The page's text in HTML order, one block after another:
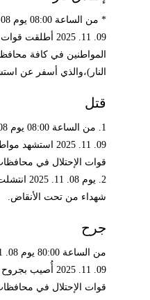
09. 11. 2025
المواطنين في كافة
النار)،والذي أسفر عن
قتل
09. 11. 2025
قوات الإحتلال في
شهداء من تحت الأنقاض.
جرح
قوات الإحتلال في